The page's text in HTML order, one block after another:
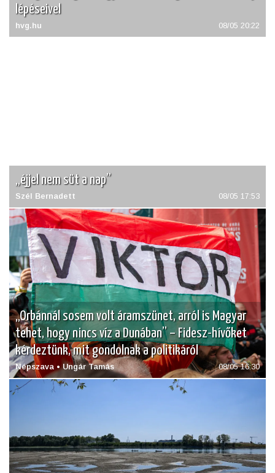
lépéseivel
hvg.hu 08/05 20:22
„éjjel nem süt a nap”
Szél Bernadett 08/05 17:53
„Orbánnál sosem volt áramszünet, arról is Magyar
tehet, hogy nincs víz a Dunában” – Fidesz-hívőket
kérdeztünk, mit gondolnak a politikáról
Népszava • Ungár Tamás 08/05 16:30